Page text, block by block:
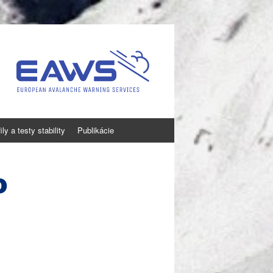
a testy stability Publikácie